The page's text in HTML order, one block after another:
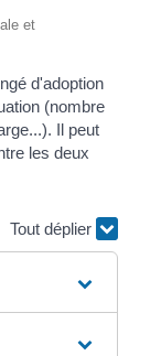
et
d'adoption
(nombre
Il peut
les deux
Tout déplier